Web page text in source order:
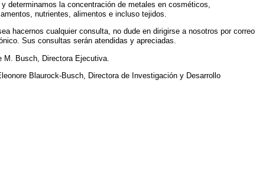
determinamos la concentración de metales en cosméticos,
nutrientes, alimentos e incluso tejidos.
hacernos cualquier consulta, no dude en dirigirse a nosotros por correo
Sus consultas serán atendidas y apreciadas.
M. Busch, Directora Ejecutiva.
Blaurock-Busch, Directora de Investigación y Desarrollo